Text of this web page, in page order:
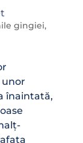
gingiei,
unor
înaintată,